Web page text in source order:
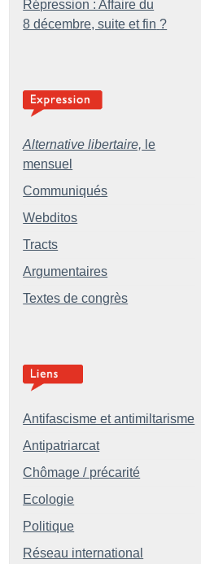
Répression : Affaire du
8 décembre, suite et fin ?
Alternative libertaire, le
mensuel
Communiqués
Webditos
Tracts
Argumentaires
Textes de congrès
Antifascisme et antimiltarisme
Antipatriarcat
Chômage / précarité
Ecologie
Politique
Réseau international